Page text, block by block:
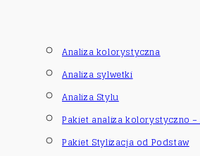
Analiza kolorystyczna
Analiza sylwetki
Analiza Stylu
Pakiet analiza kolorystyczno
Pakiet Stylizacja od Podstaw